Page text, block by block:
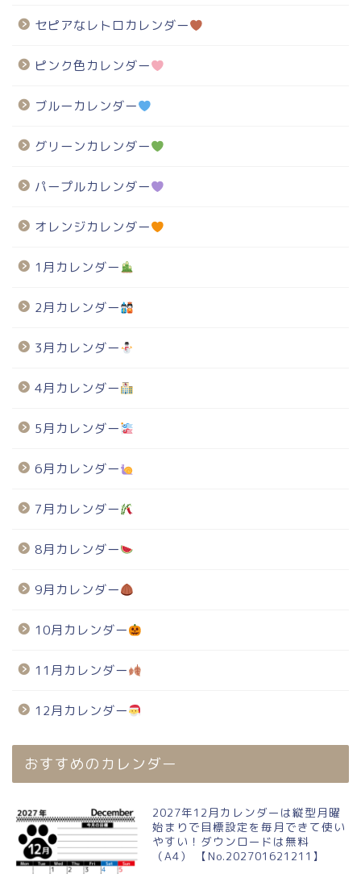
セピアなレトロカレンダー
ピンク色カレンダー
ブルーカレンダー
グリーンカレンダー
パープルカレンダー
オレンジカレンダー
1月カレンダー
2月カレンダー
3月カレンダー
4月カレンダー
5月カレンダー
6月カレンダー
7月カレンダー
8月カレンダー
9月カレンダー
10月カレンダー
11月カレンダー
12月カレンダー
おすすめのカレンダー
2027年12月カレンダーは縦型月曜
始まりで目標設定を毎月できて使い
やすい！ダウンロードは無料
（A4） 【No.202701621211】